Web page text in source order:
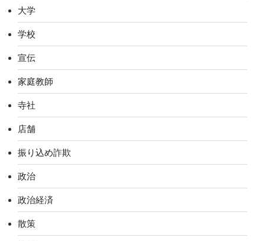
大学
学校
宣伝
家庭教師
寺社
店舗
振り込め詐欺
政治
政治経済
散策